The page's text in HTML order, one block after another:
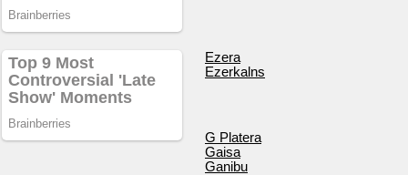
Ezera
Ezerkalns
G Platera
Gaisa
Ganibu